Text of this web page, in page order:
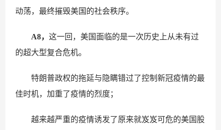
动荡，最终摧毁美国的社会秩序。
A8，这一回，美国面临的是一次历史上从未有过
的超大型复合危机。
特朗普政权的拖延与隐瞒错过了控制新冠疫情的最
佳时机，加重了疫情的烈度；
越来越严重的疫情诱发了原来就岌岌可危的美国股